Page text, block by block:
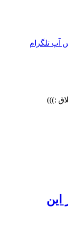
آپ تلگرام
منتظر این